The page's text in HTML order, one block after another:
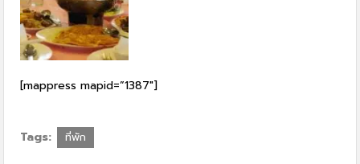
[mappress mapid=”1387″]
Tags: ที่พัก